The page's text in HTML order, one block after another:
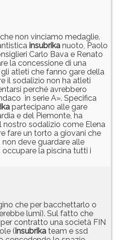
non vinciamo medaglie.
insubrika nuoto, Paolo
Carlo Bava e Renato
la concessione di una
atleti che fanno gare della
il sodalizio non ha atleti
perché avrebbero
in serie A». Specifica
partecipano alle gare
e del Piemonte, ha
nostro sodalizio come Elena
fare un torto a giovani che
deve guardare alle
la piscina tutti i
che per bacchettarlo o
lumi). Sul fatto che
contratto una società FIN
(insubrika team e ssd